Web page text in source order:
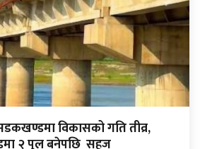
विकासको गति तीव्र,
२ पुल बनेपछि सहज